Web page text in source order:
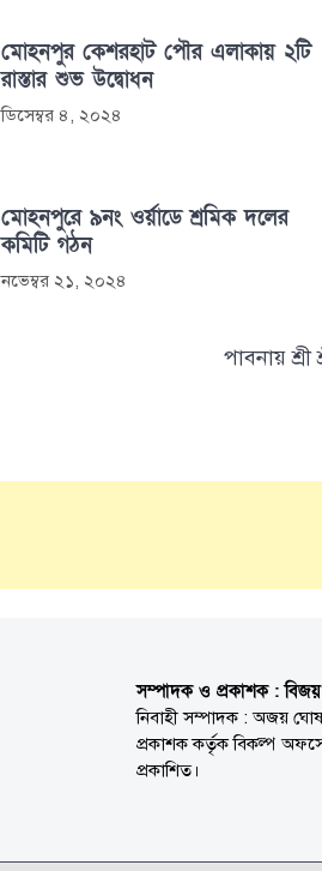
মোহনপুর কেশরহাট পৌর এলাকায় ২টি
রাস্তার শুভ উদ্বোধন
ডিসেম্বর ৪, ২০২৪
মোহনপুরে ৯নং ওর্য়াডে শ্রমিক দলের
কমিটি গঠন
নভেম্বর ২১, ২০২৪
পাবনায়
সম্পাদক ও প্রকাশক :
নিবাহী সম্পাদক : অজয়
প্রকাশক কর্তৃক বিকল্প
প্রকাশিত।